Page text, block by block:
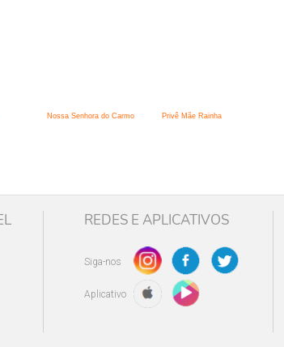
Nossa Senhora do Carmo Privê Mãe Rainha
REDES E APLICATIVOS
Siga-nos
Aplicativo